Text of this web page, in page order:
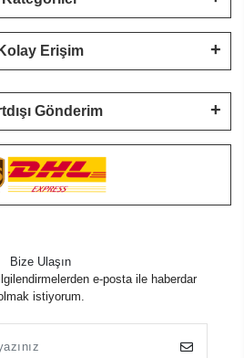
Kolay Erişim
Gönderim
Bize Ulaşın
e-posta ile haberdar
istiyorum.